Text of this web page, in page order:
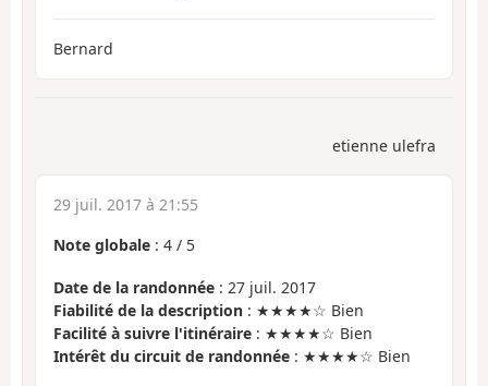
Bernard
etienne ulefra
29 juil. 2017 à 21:55
Note globale : 4 / 5
Date de la randonnée : 27 juil. 2017
Fiabilité de la description : ★★★★☆ Bien
Facilité à suivre l'itinéraire : ★★★★☆ Bien
Intérêt du circuit de randonnée : ★★★★☆ Bien